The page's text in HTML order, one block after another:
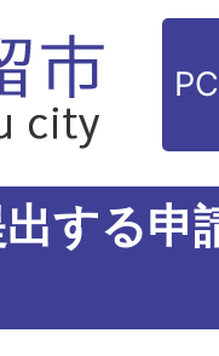
する申